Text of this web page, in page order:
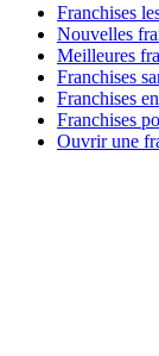
Franchises
Nouvelles
Meilleures
Franchises
Franchises
Franchises
Ouvrir une